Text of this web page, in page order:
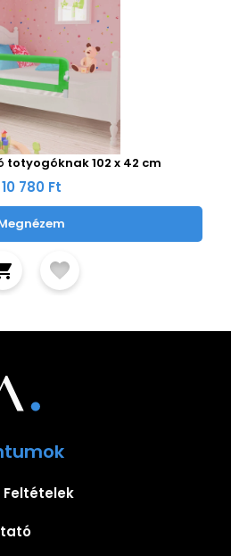
totyogóknak 102 x 42 cm
10 780 Ft
Feltételek